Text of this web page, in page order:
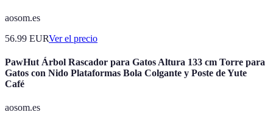
aosom.es
56.99 EURVer el precio
PawHut Árbol Rascador para Gatos Altura 133 cm Torre para
Gatos con Nido Plataformas Bola Colgante y Poste de Yute
Café
aosom.es